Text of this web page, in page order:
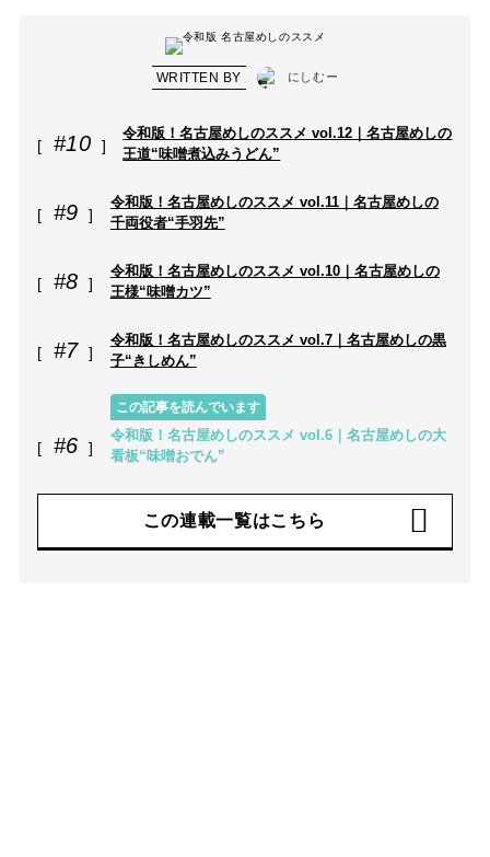
WRITTEN BY にしむー
#10
令和版！名古屋めしのススメ vol.12｜名古屋めしの
王道“味噌煮込みうどん”
#9
令和版！名古屋めしのススメ vol.11｜名古屋めしの
千両役者“手羽先”
#8
令和版！名古屋めしのススメ vol.10｜名古屋めしの
王様“味噌カツ”
#7
令和版！名古屋めしのススメ vol.7｜名古屋めしの黒
子“きしめん”
#6
この記事を読んでいます
令和版！名古屋めしのススメ vol.6｜名古屋めしの大
看板“味噌おでん”
この連載一覧はこちら